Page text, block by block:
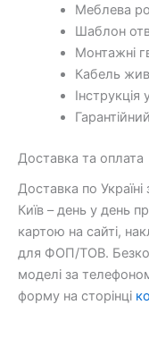
Меблева
Шаблон
Монтажні
Кабель
Доставка та оплата
Доставка по
Київ – день у день
картою на сайті,
для ФОП/ТОВ.
моделі за
форму на сторінці